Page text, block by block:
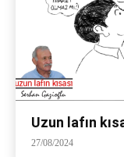
Uzun lafın
27/08/2024